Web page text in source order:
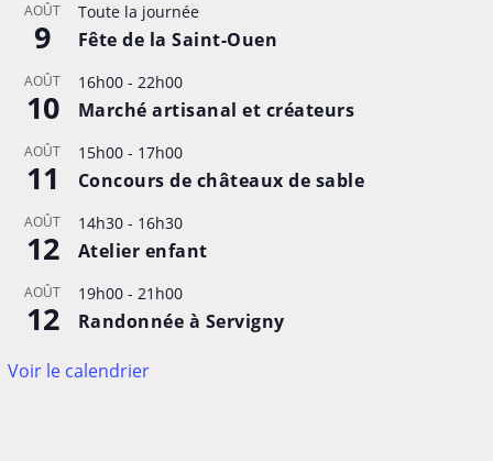
AOÛT
9
Toute la journée
Fête de la Saint-Ouen
AOÛT
10
16h00- 22h00
Marché artisanal et créateurs
AOÛT
11
15h00- 17h00
Concours de châteaux de sable
AOÛT
12
14h30- 16h30
Atelier enfant
AOÛT
12
19h00- 21h00
Randonnée à Servigny
Voir le calendrier